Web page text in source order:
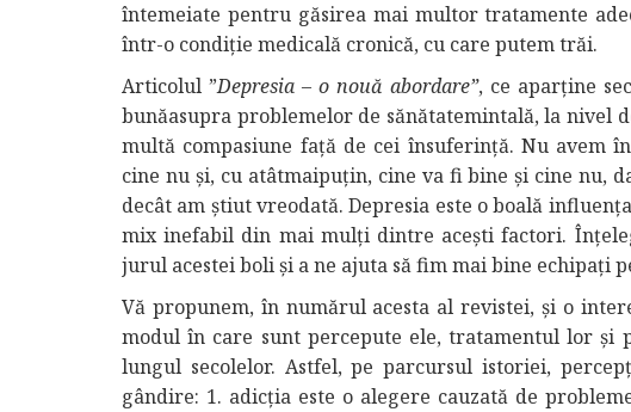
întemeiate pentru găsirea mai multor tratamente
într-o condiție medicală cronică, cu care putem trăi.
Articolul ”Depresia – o nouă abordare”, ce aparține
bunăasupra problemelor de sănătatemintală, la nivel
multă compasiune față de cei însuferință. Nu avem
cine nu și, cu atâtmaipuțin, cine va fi bine și cine nu,
decât am știut vreodată. Depresia este o boală
mix inefabil din mai mulți dintre acești factori.
jurul acestei boli și a ne ajuta să fim mai bine echipați
Vă propunem, în numărul acesta al revistei, și o
modul în care sunt percepute ele, tratamentul lor și
lungul secolelor. Astfel, pe parcursul istoriei,
gândire: 1. adicția este o alegere cauzată de